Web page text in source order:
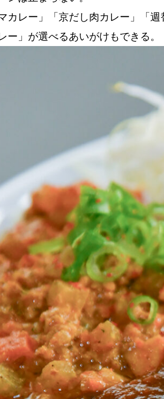
カレー」「京だし肉カレー」「
ー」が選べるあいがけもできる